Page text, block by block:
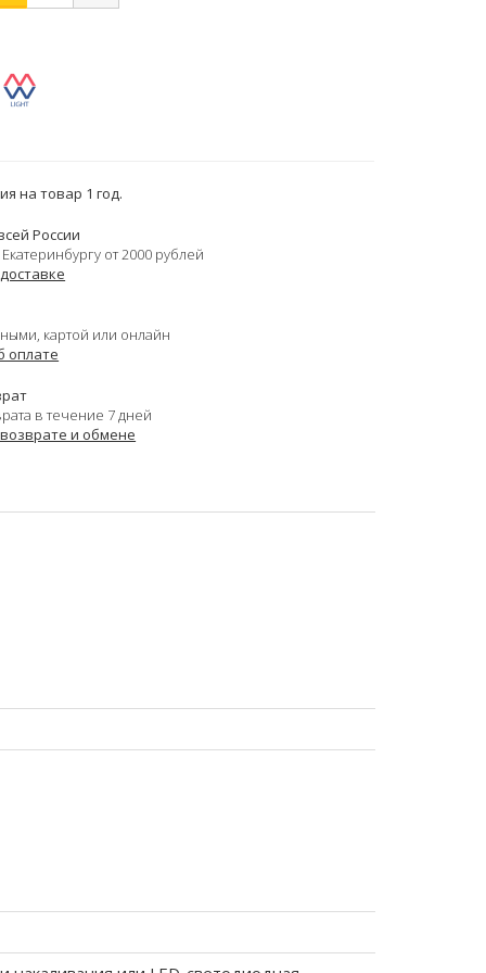
на товар 1 год.
России
от 2000 рублей
картой или онлайн
оплате
в течение 7 дней
и обмене